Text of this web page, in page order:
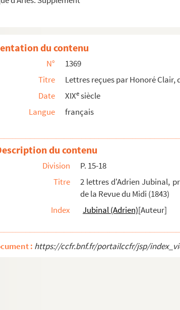
(1839)
lettres de Montpellier, pour la publication ...
ouvrage sur les céréales
quelques lettres relatives à l'archéologie...
romaines d'Aix et d'Arles. (D.E.S. — A...
à Arles au XIII
Aix-en-Provence, 1966. Lettres)
de 1945 à nos jours (1966). (D.E.S. —...
du contenu
N°
1369
Titre
Lettres reçues par Honoré Clair,
Date
XIXesiècle
Langue
français
du contenu
Division
P. 15-18
Titre
2 lettres d'Adrien Jubinal,
de la Revue du Midi (1843)
Index
Jubinal (Adrien)[Auteur]
: https://ccfr.bnf.fr/portailccfr/jsp/